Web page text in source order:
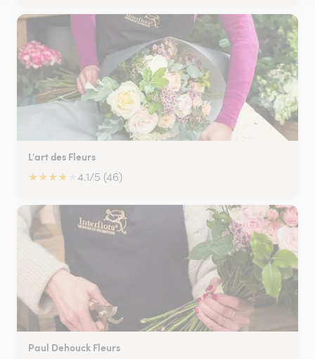
L'art des Fleurs
★★★★ 4.1/5 (46)
Paul Dehouck Fleurs